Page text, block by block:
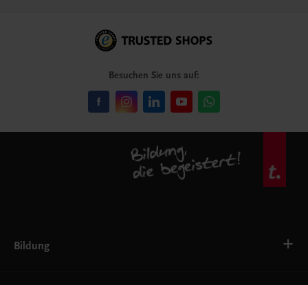
Besuchen Sie uns auf:
Bildung